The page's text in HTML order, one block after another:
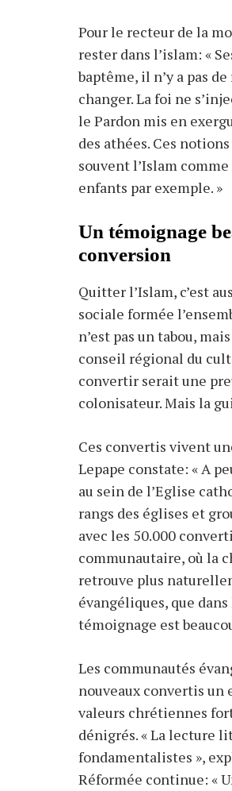
Pour le recteur de la
rester dans l’islam: «
baptême, il n’y a pas
changer. La foi ne
le Pardon mis en
des athées. Ces
souvent l’Islam
enfants par exemple. »
Un témoignage
conversion
Quitter l’Islam, c’est
sociale formée
n’est pas un tabou,
conseil régional du
convertir serait une
colonisateur. Mais la
Ces convertis vivent
Lepape constate: « A
au sein de l’Eglise
rangs des églises et
avec les 50.000
communautaire, où la
retrouve plus
évangéliques, que
témoignage est
Les communautés
nouveaux convertis un
valeurs chrétiennes
dénigrés. « La lecture
fondamentalistes »,
Réformée continue: «